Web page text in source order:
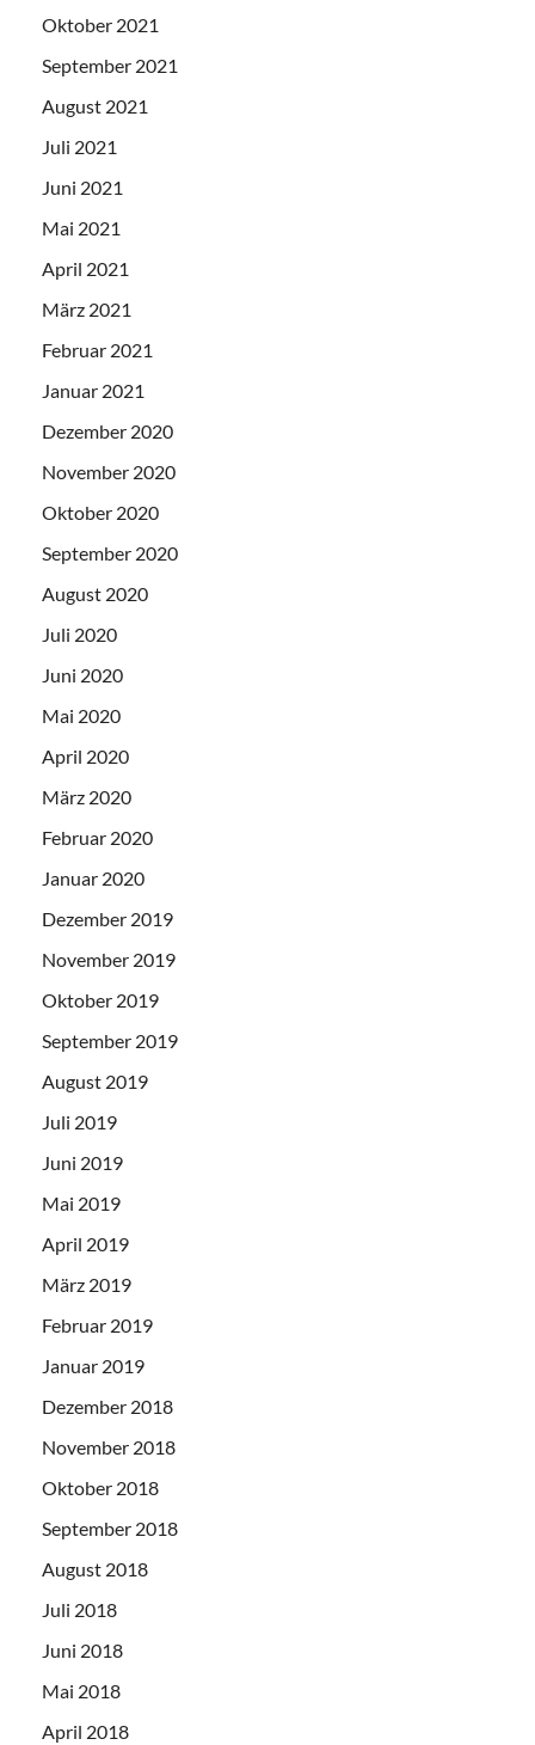
Oktober 2021
September 2021
August 2021
Juli 2021
Juni 2021
Mai 2021
April 2021
März 2021
Februar 2021
Januar 2021
Dezember 2020
November 2020
Oktober 2020
September 2020
August 2020
Juli 2020
Juni 2020
Mai 2020
April 2020
März 2020
Februar 2020
Januar 2020
Dezember 2019
November 2019
Oktober 2019
September 2019
August 2019
Juli 2019
Juni 2019
Mai 2019
April 2019
März 2019
Februar 2019
Januar 2019
Dezember 2018
November 2018
Oktober 2018
September 2018
August 2018
Juli 2018
Juni 2018
Mai 2018
April 2018